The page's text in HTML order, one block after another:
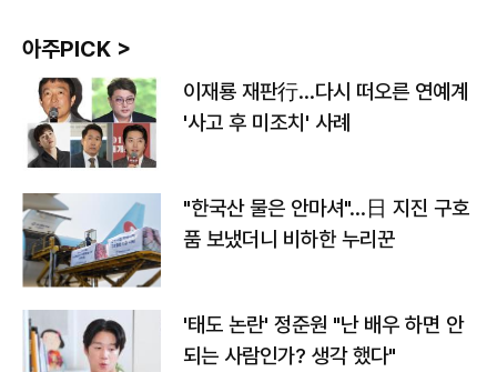
아주PICK >
이재룡 재판行…다시 떠오른 연예계
'사고 후 미조치' 사례
"한국산 물은 안마셔"…日 지진 구호
품 보냈더니 비하한 누리꾼
'태도 논란' 정준원 "난 배우 하면 안
되는 사람인가? 생각 했다"